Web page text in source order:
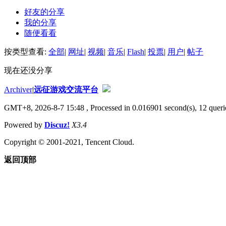
好友的分享
我的分享
随便看看
按类型查看: 全部| 网址| 视频| 音乐| Flash| 投票| 用户| 帖子
现在还没分享
Archiver|远征游戏交流平台
GMT+8, 2026-8-7 15:48 , Processed in 0.016901 second(s), 12
Powered by Discuz! X3.4
Copyright © 2001-2021, Tencent Cloud.
返回顶部